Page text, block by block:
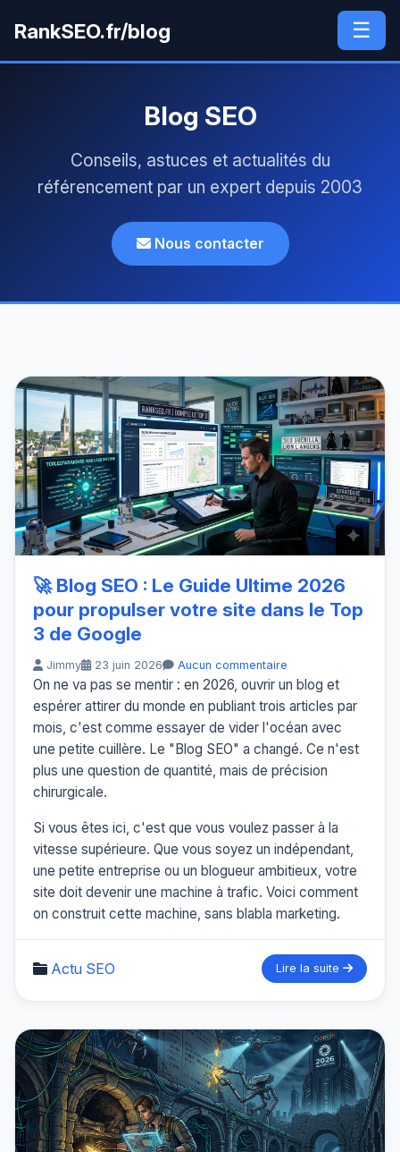
RankSEO.fr/blog ☰
Blog SEO
Conseils, astuces et actualités du
référencement par un expert depuis 2003
Nous contacter
🚀 Blog SEO : Le Guide Ultime 2026
pour propulser votre site dans le Top
3 de Google
Jimmy 23 juin 2026 Aucun commentaire
On ne va pas se mentir : en 2026, ouvrir un blog et
espérer attirer du monde en publiant trois articles par
mois, c'est comme essayer de vider l'océan avec
une petite cuillère. Le "Blog SEO" a changé. Ce n'est
plus une question de quantité, mais de précision
chirurgicale.
Si vous êtes ici, c'est que vous voulez passer à la
vitesse supérieure. Que vous soyez un indépendant,
une petite entreprise ou un blogueur ambitieux, votre
site doit devenir une machine à trafic. Voici comment
on construit cette machine, sans blabla marketing.
Actu SEO Lire la suite